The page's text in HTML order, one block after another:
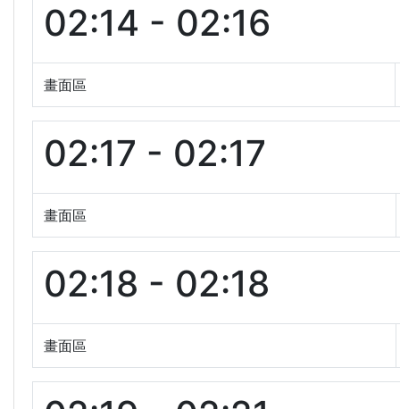
02:14 - 02:16
畫面區
02:17 - 02:17
畫面區
02:18 - 02:18
畫面區